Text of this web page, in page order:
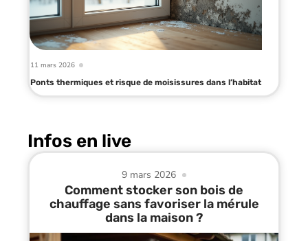
11 mars 2026
Ponts thermiques et risque de moisissures dans l’habitat
Infos en live
9 mars 2026
Comment stocker son bois de
chauffage sans favoriser la mérule
dans la maison ?